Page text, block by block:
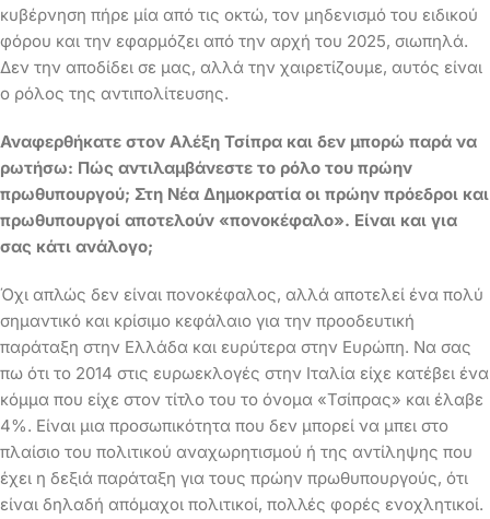
κυβέρνηση πήρε μία από τις οκτώ, τον μηδενισμό του ειδικού
φόρου και την εφαρμόζει από την αρχή του 2025, σιωπηλά.
Δεν την αποδίδει σε μας, αλλά την χαιρετίζουμε, αυτός είναι
ο ρόλος της αντιπολίτευσης.
Αναφερθήκατε στον Αλέξη Τσίπρα και δεν μπορώ παρά να
ρωτήσω: Πώς αντιλαμβάνεστε το ρόλο του πρώην
πρωθυπουργού; Στη Νέα Δημοκρατία οι πρώην πρόεδροι και
πρωθυπουργοί αποτελούν «πονοκέφαλο». Είναι και για
σας κάτι ανάλογο;
Όχι απλώς δεν είναι πονοκέφαλος, αλλά αποτελεί ένα πολύ
σημαντικό και κρίσιμο κεφάλαιο για την προοδευτική
παράταξη στην Ελλάδα και ευρύτερα στην Ευρώπη. Να σας
πω ότι το 2014 στις ευρωεκλογές στην Ιταλία είχε κατέβει ένα
κόμμα που είχε στον τίτλο του το όνομα «Τσίπρας» και έλαβε
4%. Είναι μια προσωπικότητα που δεν μπορεί να μπει στο
πλαίσιο του πολιτικού αναχωρητισμού ή της αντίληψης που
έχει η δεξιά παράταξη για τους πρώην πρωθυπουργούς, ότι
είναι δηλαδή απόμαχοι πολιτικοί, πολλές φορές ενοχλητικοί.